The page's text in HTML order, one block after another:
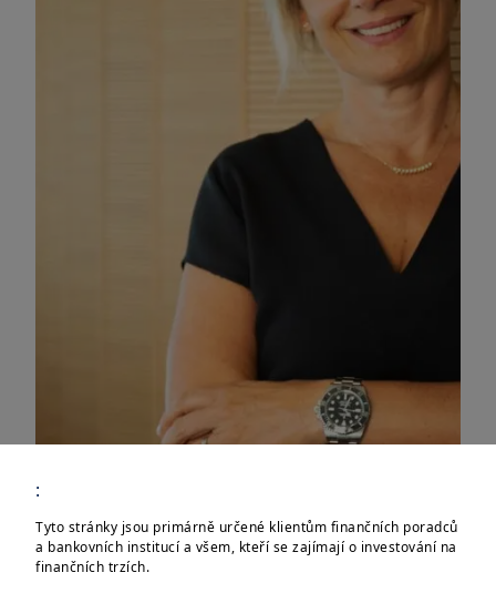
:
Tyto stránky jsou primárně určené klientům finančních poradců
a bankovních institucí a všem, kteří se zajímají o investování na
finančních trzích.
Vážení investoři,